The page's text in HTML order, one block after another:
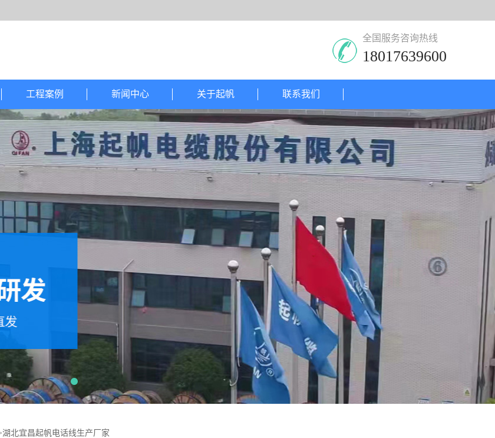
全国服务咨询热线
18017639600
工程案例 新闻中心 关于起帆 联系我们
湖北宜昌起帆电话线生产厂家